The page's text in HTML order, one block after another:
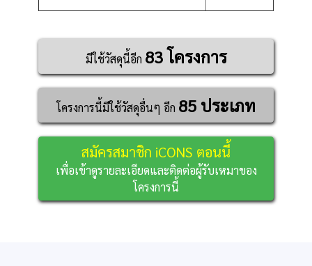
มีใช้วัสดุนี้อีก 83 โครงการ
โครงการนี้มีใช้วัสดุอื่นๆ อีก 85 ประเภท
สมัครสมาชิก iCONS ตอนนี้
เพื่อเข้าดูรายละเอียดและติดต่อผู้รับเหมาของ
โครงการนี้